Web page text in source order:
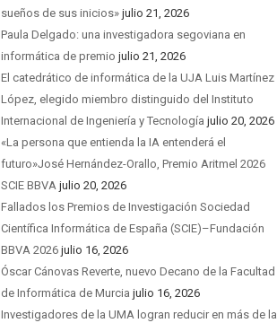
sueños de sus inicios» julio 21, 2026
Paula Delgado: una investigadora segoviana en
informática de premio julio 21, 2026
El catedrático de informática de la UJA Luis Martínez
López, elegido miembro distinguido del Instituto
Internacional de Ingeniería y Tecnología julio 20, 2026
«La persona que entienda la IA entenderá el
futuro»José Hernández-Orallo, Premio Aritmel 2026
SCIE BBVA julio 20, 2026
Fallados los Premios de Investigación Sociedad
Científica Informática de España (SCIE)–Fundación
BBVA 2026 julio 16, 2026
Óscar Cánovas Reverte, nuevo Decano de la Facultad
de Informática de Murcia julio 16, 2026
Investigadores de la UMA logran reducir en más de la